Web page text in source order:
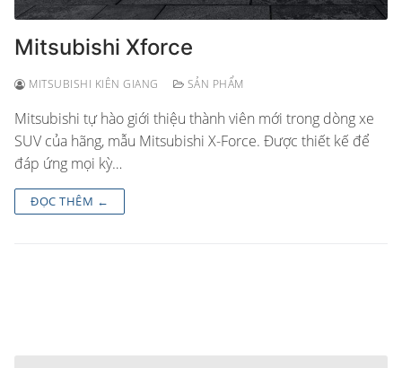
Mitsubishi Xforce
MITSUBISHI KIÊN GIANG SẢN PHẨM
Mitsubishi tự hào giới thiệu thành viên mới trong dòng xe
SUV của hãng, mẫu Mitsubishi X-Force. Được thiết kế để
đáp ứng mọi kỳ…
ĐỌC THÊM ←